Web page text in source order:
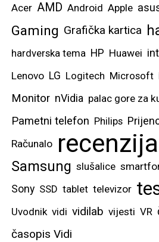
Acer AMD Android Apple
Gaming Grafička kartica
hardverska tema HP Huawei
Lenovo LG Logitech Microsoft
Monitor nVidia palac gore za
Pametni telefon Philips
Računalo recenzija
Samsung slušalice
Sony SSD tablet televizor
Uvodnik vidi vidilab vijesti VR
časopis Vidi